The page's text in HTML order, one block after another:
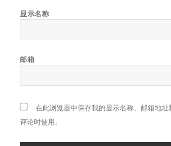
显示名称
邮箱
在此浏览器中保存我的显示名称、邮箱地
评论时使用。